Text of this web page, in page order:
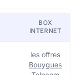
BOX
INTERNET
les offres
Bouygues